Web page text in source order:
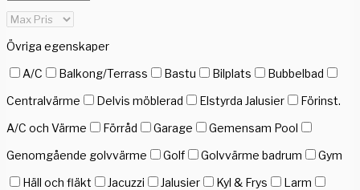
Övriga egenskaper
A/C
Balkong/Terrass Bastu Bilplats
Bubbelbad
Centralvärme
Delvis möblerad Elstyrda Jalusier
Förinst.
A/C och Värme
Förråd Garage
Gemensam Pool
Genomgående golvvärme
Golf Golvvärme badrum
Gym
Häll och fläkt
Jacuzzi Jalusier Kyl & Frys
Larm